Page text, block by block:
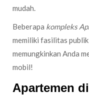
mudah.
Beberapa kompleks
memiliki fasilitas
memungkinkan Anda
mobil!
Apartemen